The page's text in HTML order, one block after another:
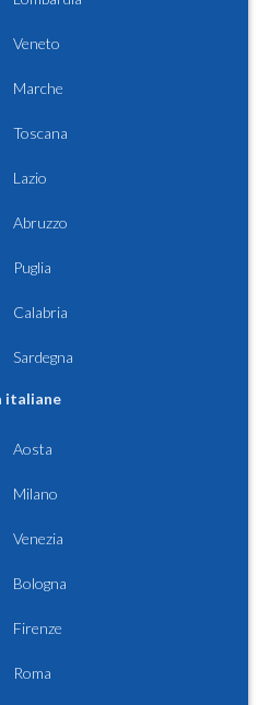
Veneto
Marche
Toscana
Lazio
Abruzzo
Puglia
Calabria
Sardegna
italiane
Aosta
Milano
Venezia
Bologna
Firenze
Roma